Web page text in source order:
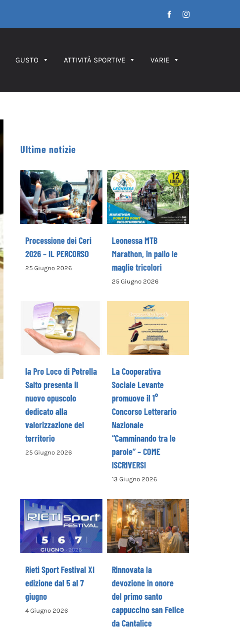
FacebookInstagram
GUSTO ATTIVITÀ SPORTIVE VARIE
Ultime notizie
Processione dei
Ceri 2026 – IL
PERCORSO
Processione dei Ceri
2026 – IL PERCORSO
25 Giugno 2026
Leonessa MTB
Marathon, in
palio le maglie
tricolori
Leonessa MTB
Marathon, in palio le
maglie tricolori
25 Giugno 2026
Petrella Salto
presenta il
nuovo opuscolo
dedicato alla
valorizzazione
del territorio
la Pro Loco di Petrella
Salto presenta il
nuovo opuscolo
dedicato alla
valorizzazione del
territorio
25 Giugno 2026
La Cooperativa
Sociale Levante
promuove il 1°
Concorso
Letterario
Nazionale
“Camminando tra
le parole” –
COME ISCRIVERSI
La Cooperativa
Sociale Levante
promuove il 1°
Concorso Letterario
Nazionale
“Camminando tra le
parole” – COME
ISCRIVERSI
13 Giugno 2026
Rieti Sport
Festival XI
edizione dal 5 al
7 giugno
Rieti Sport Festival XI
edizione dal 5 al 7
giugno
4 Giugno 2026
devozione in
onore del primo
santo
cappuccino san
Felice da
Cantalice
Rinnovata la
devozione in onore
del primo santo
cappuccino san Felice
da Cantalice